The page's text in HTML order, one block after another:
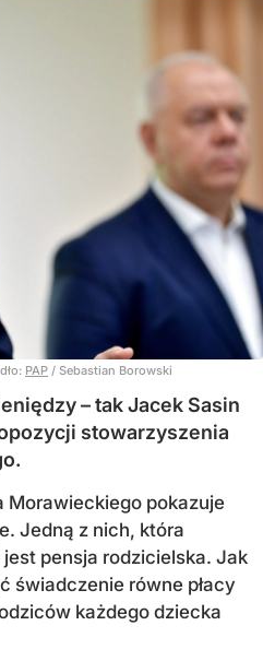
PAP / Sebastian Borowski
– tak Jacek Sasin
stowarzyszenia
Morawieckiego pokazuje
Jedną z nich, która
pensja rodzicielska. Jak
świadczenie równe płacy
każdego dziecka